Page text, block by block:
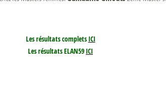
Les résultats complets ICI
Les résultats ELAN59 ICI